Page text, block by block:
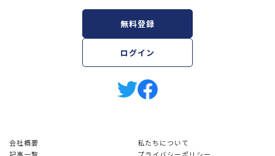
無料登録
ログイン
会社概要
私たちについて